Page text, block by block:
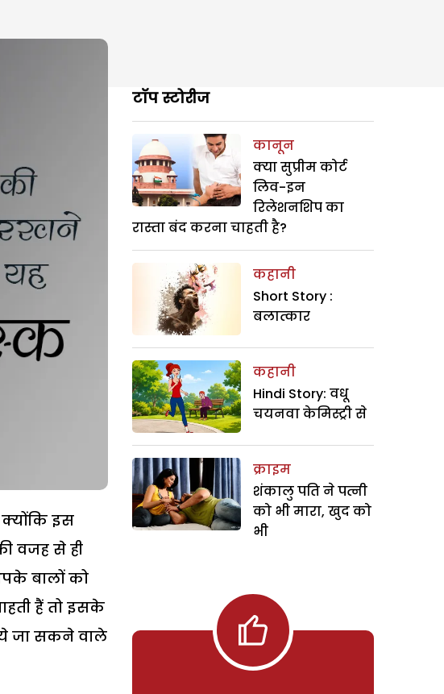
क्योंकि इस
वजह से ही
बालों को
हैं तो इसके
जा सकने वाले
टॉप स्टोरीज
कानून
क्या सुप्रीम कोर्ट
लिव-इन
रिलेशनशिप का
रास्ता बंद करना चाहती है?
कहानी
Short Story :
बलात्कार
कहानी
Hindi Story: वधू
चयनवा केमिस्ट्री से
क्राइम
शंकालु पति ने पत्नी
को भी मारा, खुद को
भी